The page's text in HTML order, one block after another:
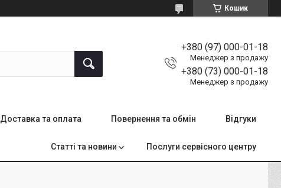
Кошик
+380 (97) 000-01-18
Менеджер з продажу
+380 (73) 000-01-18
Менеджер з продажу
Доставка та оплата Повернення та обмін Відгуки
Статті та новини Послуги сервісного центру